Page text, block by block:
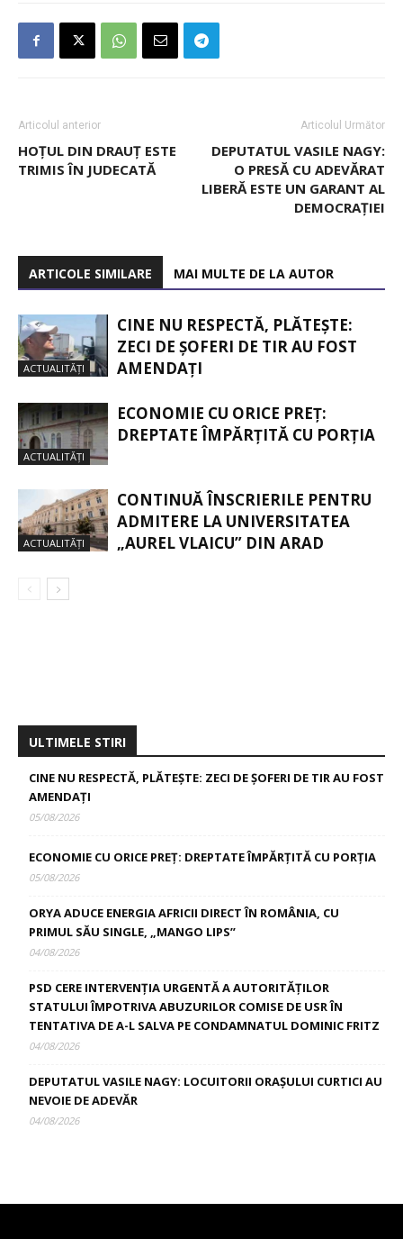
Articolul anterior
HOȚUL DIN DRAUȚ ESTE
TRIMIS ÎN JUDECATĂ
Articolul Următor
DEPUTATUL VASILE NAGY:
O PRESĂ CU ADEVĂRAT
LIBERĂ ESTE UN GARANT AL
DEMOCRAȚIEI
ARTICOLE SIMILARE MAI MULTE DE LA AUTOR
ACTUALITĂȚI
CINE NU RESPECTĂ, PLĂTEȘTE:
ZECI DE ȘOFERI DE TIR AU FOST
AMENDAȚI
ACTUALITĂȚI
ECONOMIE CU ORICE PREȚ:
DREPTATE ÎMPĂRȚITĂ CU PORȚIA
ACTUALITĂȚI
CONTINUĂ ÎNSCRIERILE PENTRU
ADMITERE LA UNIVERSITATEA
„AUREL VLAICU” DIN ARAD
ULTIMELE STIRI
CINE NU RESPECTĂ, PLĂTEȘTE: ZECI DE ȘOFERI DE TIR AU FOST
AMENDAȚI
05/08/2026
ECONOMIE CU ORICE PREȚ: DREPTATE ÎMPĂRȚITĂ CU PORȚIA
05/08/2026
ORYA ADUCE ENERGIA AFRICII DIRECT ÎN ROMÂNIA, CU
PRIMUL SĂU SINGLE, „MANGO LIPS”
04/08/2026
PSD CERE INTERVENȚIA URGENTĂ A AUTORITĂȚILOR
STATULUI ÎMPOTRIVA ABUZURILOR COMISE DE USR ÎN
TENTATIVA DE A-L SALVA PE CONDAMNATUL DOMINIC FRITZ
04/08/2026
DEPUTATUL VASILE NAGY: LOCUITORII ORAȘULUI CURTICI AU
NEVOIE DE ADEVĂR
04/08/2026